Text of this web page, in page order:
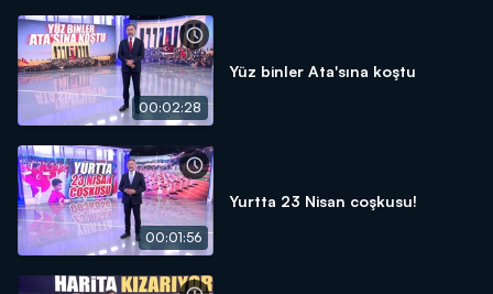
00:02:28
Yüz binler Ata'sına koştu
00:01:56
Yurtta 23 Nisan coşkusu!